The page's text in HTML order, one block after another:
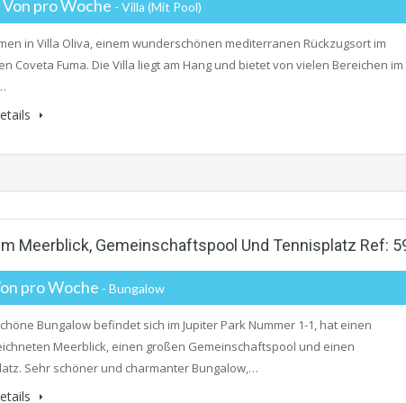
pro Woche - Villa (mit Pool)
in Villa Oliva, einem wunderschönen mediterranen Rückzugsort im
Coveta Fuma. Die Villa liegt am Hang und bietet von vielen Bereichen im
Meerblick, Gemeinschaftspool Und Tennisplatz Ref:
pro Woche - Bungalow
Bungalow befindet sich im Jupiter Park Nummer 1-1, hat einen
Meerblick, einen großen Gemeinschaftspool und einen
Sehr schöner und charmanter Bungalow,…